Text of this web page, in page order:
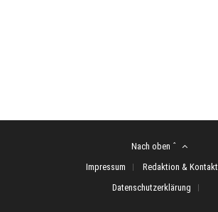
Nach oben ˆ
Impressum
Redaktion & Kontakt
Datenschutzerklärung